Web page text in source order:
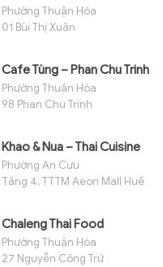
Phường Thuận Hóa
01 Bùi Thị Xuân
Cafe Tùng – Phan Chu Trinh
Phường Thuận Hóa
98 Phan Chu Trinh
Khao & Nua – Thai Cuisine
Phường An Cựu
Tầng 4, TTTM Aeon Mall Huế
Chaleng Thai Food
Phường Thuận Hóa
27 Nguyễn Công Trứ